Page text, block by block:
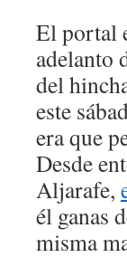
El portal
adelanto
del
este
era que
Desde
Aljarafe,
él ganas
misma